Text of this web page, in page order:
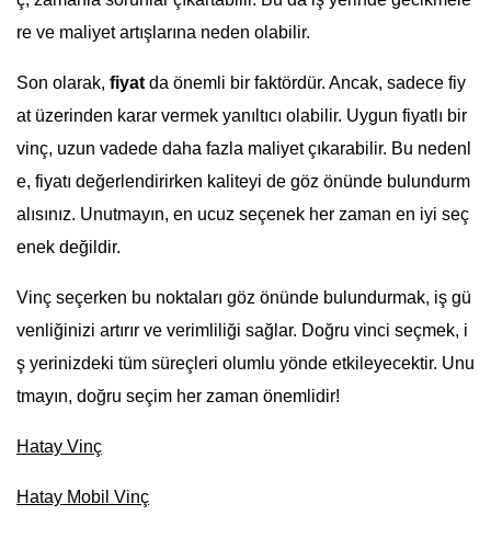
re ve maliyet artışlarına neden olabilir.
Son olarak, fiyat da önemli bir faktördür. Ancak, sadece fiy
at üzerinden karar vermek yanıltıcı olabilir. Uygun fiyatlı bir
vinç, uzun vadede daha fazla maliyet çıkarabilir. Bu nedenl
e, fiyatı değerlendirirken kaliteyi de göz önünde bulundurm
alısınız. Unutmayın, en ucuz seçenek her zaman en iyi seç
enek değildir.
Vinç seçerken bu noktaları göz önünde bulundurmak, iş gü
venliğinizi artırır ve verimliliği sağlar. Doğru vinci seçmek, i
ş yerinizdeki tüm süreçleri olumlu yönde etkileyecektir. Unu
tmayın, doğru seçim her zaman önemlidir!
Hatay Vinç
Hatay Mobil Vinç